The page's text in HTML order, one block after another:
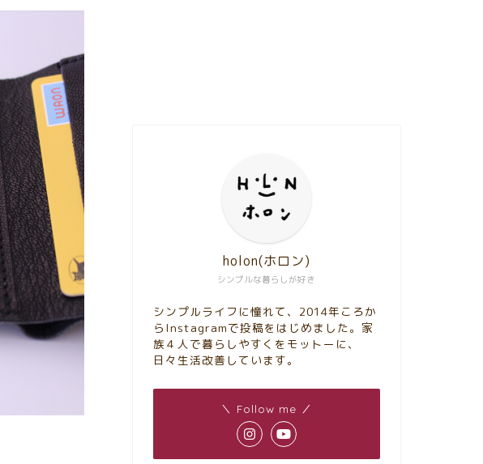
シンプルな暮らしが好き
holon(ホロン)
シンプルライフに憧れて、2014年ころか
らInstagramで投稿をはじめました。家
族４人で暮らしやすくをモットーに、
日々生活改善しています。
＼ Follow me ／